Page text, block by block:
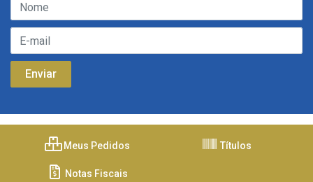
Meus Pedidos Títulos
Notas Fiscais